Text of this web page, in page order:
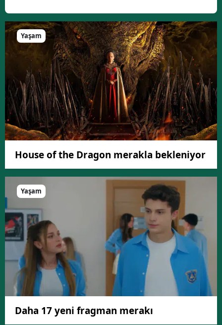
Yaşam
House of the Dragon merakla bekleniyor
Yaşam
Daha 17 yeni fragman merakı